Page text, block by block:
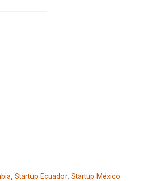
Startup Ecuador, Startup México